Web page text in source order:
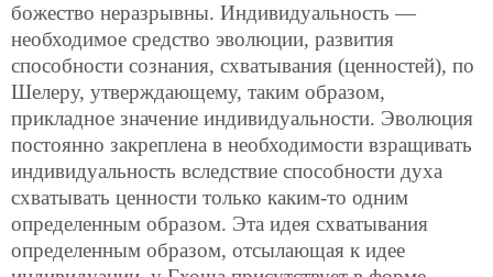
божество неразрывны. Индивидуальность —
необходимое средство эволюции, развития
способности сознания, схватывания (ценностей), по
Шелеру, утверждающему, таким образом,
прикладное значение индивидуальности. Эволюция
постоянно закреплена в необходимости взращивать
индивидуальность вследствие способности духа
схватывать ценности только каким-то одним
определенным образом. Эта идея схватывания
определенным образом, отсылающая к идее